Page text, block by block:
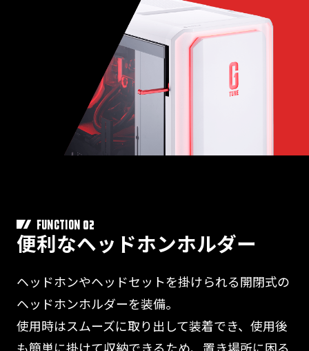
FUNCTION 02
便利なヘッドホンホルダー
ヘッドホンやヘッドセットを掛けられる開閉式の
ヘッドホンホルダーを装備。
使用時はスムーズに取り出して装着でき、使用後